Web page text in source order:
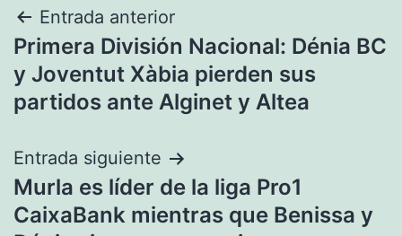
Navegación
de
entradas
Entrada anterior
Primera División Nacional: Dénia BC
y Joventut Xàbia pierden sus
partidos ante Alginet y Altea
Entrada siguiente
Murla es líder de la liga Pro1
CaixaBank mientras que Benissa y